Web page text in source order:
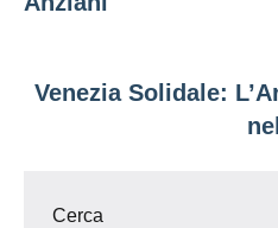
Venezia Solidale:
Cerca